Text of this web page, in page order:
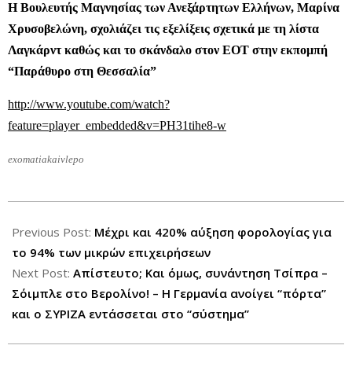
Η Βουλευτής Μαγνησίας των Ανεξάρτητων Ελλήνων, Μαρίνα
Χρυσοβελώνη, σχολιάζει τις εξελίξεις σχετικά με τη λίστα
Λαγκάρντ καθώς και το σκάνδαλο στον ΕΟΤ στην εκπομπή
“Παράθυρο στη Θεσσαλία”
http://www.youtube.com/watch?
feature=player_embedded&v=PH31tihe8-w
exomatiakaivlepo
01-
11
Previous Post: Μέχρι και 420% αύξηση φορολογίας για
το 94% των μικρών επιχειρήσεων
Next Post: Απίστευτο; Και όμως, συνάντηση Τσίπρα –
Σόιμπλε στο Βερολίνο! – Η Γερμανία ανοίγει “πόρτα”
και ο ΣΥΡΙΖΑ εντάσσεται στο “σύστημα”